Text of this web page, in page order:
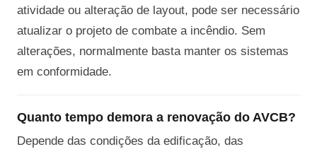
atividade ou alteração de layout, pode ser necessário
atualizar o projeto de combate a incêndio. Sem
alterações, normalmente basta manter os sistemas
em conformidade.
Quanto tempo demora a renovação do AVCB?
Depende das condições da edificação, das